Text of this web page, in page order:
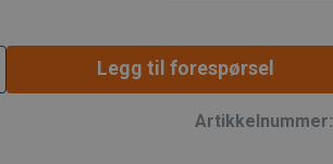
Legg til forespørsel
Artikkelnummer: